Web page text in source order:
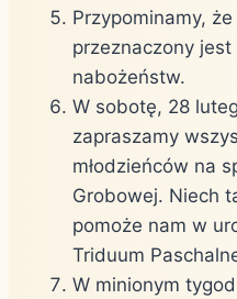
Przypominamy,
przeznaczony
nabożeństw.
W sobotę, 28
zapraszamy
młodzieńców na
Grobowej. Niech
pomoże nam w
Triduum
W minionym